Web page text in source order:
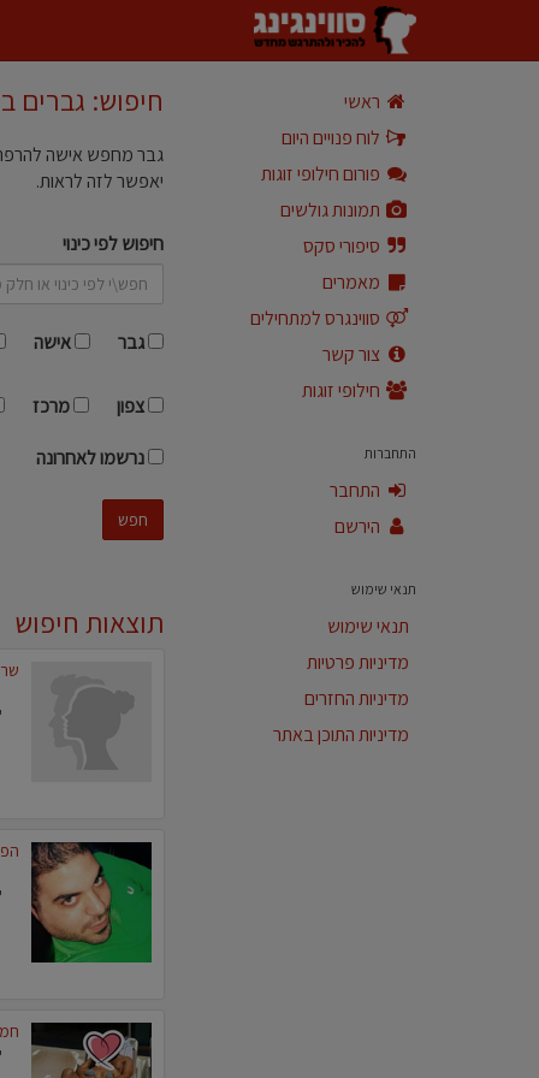
ראשי
לוח פנויים היום
פורום חילופי זוגות
תמונות גולשים
סיפורי סקס
מאמרים
סווינגרס למתחילים
צור קשר
חילופי זוגות
התחברות
התחבר
הירשם
תנאי שימוש
תנאי שימוש
מדיניות פרטיות
מדיניות החזרים
מדיניות התוכן באתר
חיפוש: גברים
גבר מחפש אישה
יאפשר לזה לראות.
חיפוש לפי כינוי
גבר אישה
צפון מרכז
נרשמו לאחרונה
חפש
תוצאות חיפוש